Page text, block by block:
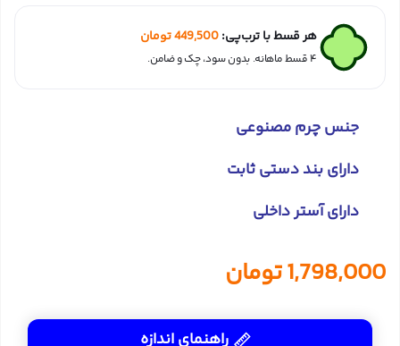
هر قسط با ترب‌پی:449,500تومان
۴ قسط ماهانه. بدون سود، چک و ضامن.
جنس چرم مصنوعی
دارای بند دستی ثابت
دارای آستر داخلی
1,798,000تومان
راهنمای اندازه